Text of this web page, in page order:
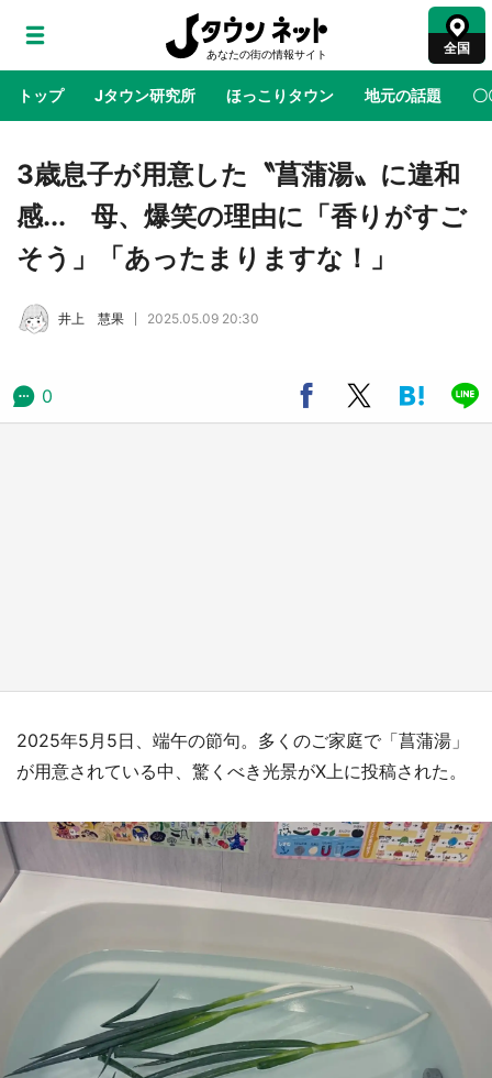
全国
トップ Jタウン研究所 ほっこりタウン 地元の話題 〇
地域×二次元 絶景 あの時はありがとう 物語がはじ
鳥取・境港「ゲゲゲの妖怪楽園」限定だった鬼
太郎グッズ買える 銀座・博品館TOY PARKへ
3歳息子が用意した〝菖蒲湯〟に違和
感... 母、爆笑の理由に「香りがすご
そう」「あったまりますな！」
井上 慧果 2025.05.09 20:30
0
2025年5月5日、端午の節句。多くのご家庭で「菖蒲湯」
が用意されている中、驚くべき光景がX上に投稿された。